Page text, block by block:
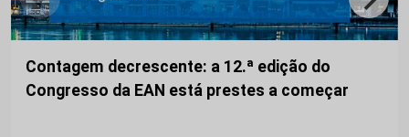
Contagem decrescente: a 12.ª edição do
Congresso da EAN está prestes a começar